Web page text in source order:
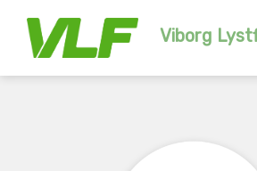
Viborg